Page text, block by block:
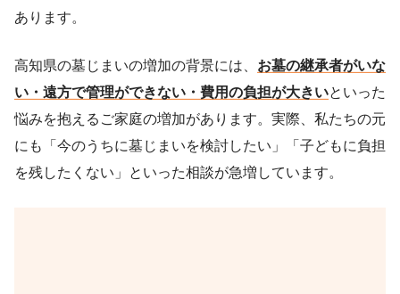
あります。
高知県の墓じまいの増加の背景には、 お墓の継承者がいな
い・遠方で管理ができない・費用の負担が大きいといった
悩みを抱えるご家庭の増加があります。実際、私たちの元
にも「今のうちに墓じまいを検討したい」「子どもに負担
を残したくない」といった相談が急増しています。